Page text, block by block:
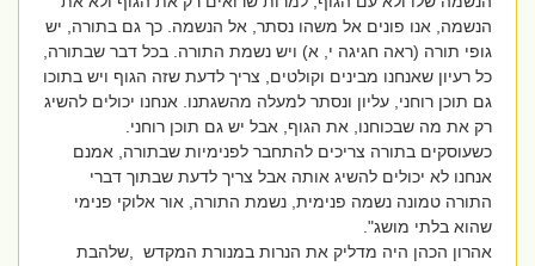
הנשמה, אנו פונים אל משהו נסתר, אל הנשמה. כך גם בתורה, יש
גופי תורה (ראה חגיגה י, א) ויש נשמת התורה. בכל דבר שבתורה,
כל רעיון שאנחנו מבינים וקולטים, צריך לדעת שזה הגוף ויש בתוכו
גם תוכן רוחני, עליון ונסתר למעלה מהשגתנו. אנחנו יכולים להשיג
רק את מה שבכוחנו, את הגוף, אבל יש גם תוכן רוחני.
כשעוסקים בתורה צריכים להתחבר לפנימיות שבתורה, אמנם
אנחנו לא יכולים להשיג אותה אבל צריך לדעת שבתוך דברי
התורה טמונה נשמה פנימית, נשמת התורה, אור אלוקי פנימי
שהוא בלתי מושג".
אהרון הכהן היה מדליק את הנרות במנורת המקדש ,שלהבת